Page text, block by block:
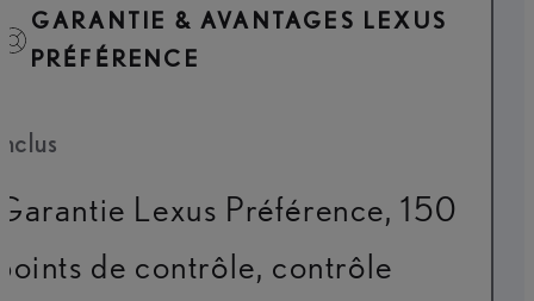
GARANTIE & AVANTAGES LEXUS
PRÉFÉRENCE
Lexus Préférence, 150
de contrôle, contrôle